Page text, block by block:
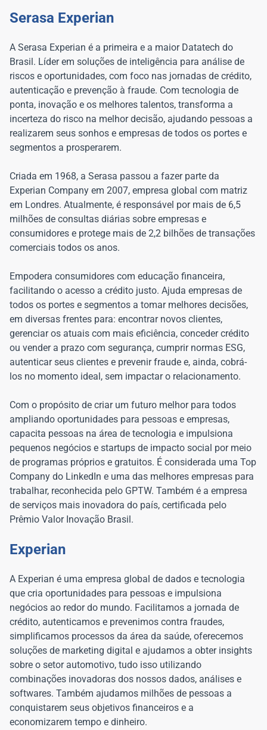
Serasa Experian
A Serasa Experian é a primeira e a maior Datatech do
Brasil. Líder em soluções de inteligência para análise de
riscos e oportunidades, com foco nas jornadas de crédito,
autenticação e prevenção à fraude. Com tecnologia de
ponta, inovação e os melhores talentos, transforma a
incerteza do risco na melhor decisão, ajudando pessoas a
realizarem seus sonhos e empresas de todos os portes e
segmentos a prosperarem.
Criada em 1968, a Serasa passou a fazer parte da
Experian Company em 2007, empresa global com matriz
em Londres. Atualmente, é responsável por mais de 6,5
milhões de consultas diárias sobre empresas e
consumidores e protege mais de 2,2 bilhões de transações
comerciais todos os anos.
Empodera consumidores com educação financeira,
facilitando o acesso a crédito justo. Ajuda empresas de
todos os portes e segmentos a tomar melhores decisões,
em diversas frentes para: encontrar novos clientes,
gerenciar os atuais com mais eficiência, conceder crédito
ou vender a prazo com segurança, cumprir normas ESG,
autenticar seus clientes e prevenir fraude e, ainda, cobrá-
los no momento ideal, sem impactar o relacionamento.
Com o propósito de criar um futuro melhor para todos
ampliando oportunidades para pessoas e empresas,
capacita pessoas na área de tecnologia e impulsiona
pequenos negócios e startups de impacto social por meio
de programas próprios e gratuitos. É considerada uma Top
Company do LinkedIn e uma das melhores empresas para
trabalhar, reconhecida pelo GPTW. Também é a empresa
de serviços mais inovadora do país, certificada pelo
Prêmio Valor Inovação Brasil.
Experian
A Experian é uma empresa global de dados e tecnologia
que cria oportunidades para pessoas e impulsiona
negócios ao redor do mundo. Facilitamos a jornada de
crédito, autenticamos e prevenimos contra fraudes,
simplificamos processos da área da saúde, oferecemos
soluções de marketing digital e ajudamos a obter insights
sobre o setor automotivo, tudo isso utilizando
combinações inovadoras dos nossos dados, análises e
softwares. Também ajudamos milhões de pessoas a
conquistarem seus objetivos financeiros e a
economizarem tempo e dinheiro.